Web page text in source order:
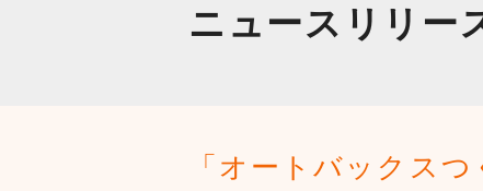
ニュースリリー
「オートバックス